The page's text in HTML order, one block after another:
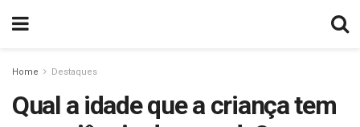
Home Destaques
Qual a idade que a criança tem